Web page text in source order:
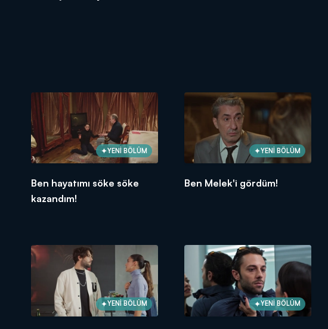
YENİ BÖLÜM
Ben hayatımı söke söke
kazandım!
YENİ BÖLÜM
Ben Melek'i gördüm!
YENİ BÖLÜM YENİ BÖLÜM